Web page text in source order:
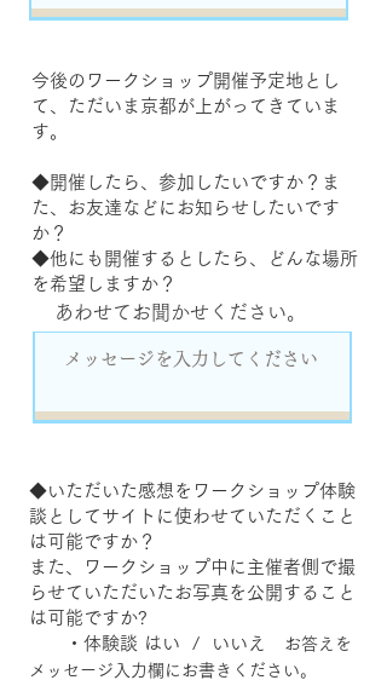
今後のワークショップ開催予定地とし
て、ただいま京都が 上がってきていま
す。
◆開催したら、参加したいですか？ま
た、お友達などにお知らせしたいです
か？
◆他にも開催するとしたら、どんな場所
を希望しますか？
あわせてお聞かせください。
◆いただいた感想をワークショップ体験
談としてサイトに使わせていただくこと
は可能ですか？
また、ワークショップ中に主催者側で撮
らせていただいたお写真を公開すること
は可能ですか?
・体験談 はい / いいえ
お答えを
メッセージ入力欄にお書きください。